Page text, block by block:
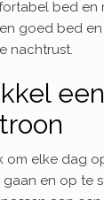
bed en
goed bed
nachtrust.
om elke dag
en op te